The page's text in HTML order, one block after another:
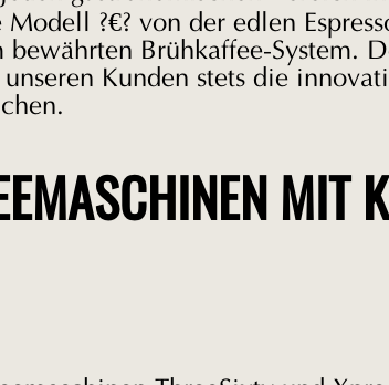
?€? von der edlen
Brühkaffee-System.
Kunden stets die
MIT